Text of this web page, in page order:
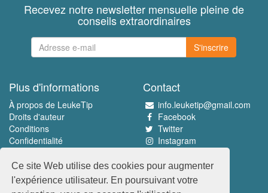
Ce site Web utilise des cookies pour augmenter
l'expérience utilisateur. En poursuivant votre
Recevez notre newsletter mensuelle pleine de
conseils extraordinaires
S'inscrire
Plus d'informations
À propos de LeukeTip
Droits d'auteur
Conditions
Confidentialité
Contact
info.leuketip@gmail.com
Facebook
Twitter
Instagram
Découvrez le meilleur